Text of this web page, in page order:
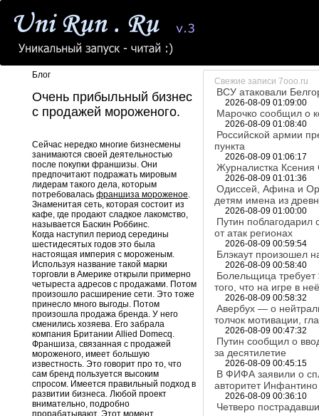
Блог
Очень прибыльный бизнес
с продажей мороженого.
Сейчас нередко многие бизнесмены
занимаются своей деятельностью
после покупки франшизы. Они
предпочитают подражать мировым
лидерам такого дела, которым
потребовалась франшиза мороженое.
Знаменитая сеть, которая состоит из
кафе, где продают сладкое лакомство,
называется Баскин Роббинс.
Когда наступил период середины
шестидесятых годов это была
настоящая империя с мороженым.
Используя название такой марки
торговли в Америке открыли примерно
четыреста адресов с продажами. Потом
произошло расширение сети. Это тоже
принесло много выгоды. Потом
произошла продажа бренда. У него
сменились хозяева. Его забрала
компания Британии Allied Domecq.
Франшиза, связанная с продажей
мороженого, имеет большую
известность. Это говорит про то, что
сам бренд пользуется высоким
спросом. Имеется правильный подход в
развитии бизнеса. Любой проект
внимательно, подробно
прорабатывают. Этот момент
Свежие записи 7ooo.ru
ВСУ атаковали
2026-08-09 01:09:00
Марочко сообщил о
2026-08-09 01:08:40
Российской армии
пункта
2026-08-09 01:06:17
Журналистка Ксения
2026-08-09 01:01:36
Одиссей, Афина и
детям имена из
2026-08-09 01:00:00
Путин поблагодарил
от атак регионах
2026-08-09 00:59:54
Блэкаут произошел
2026-08-09 00:58:40
Болельщица
того, что на игре в
2026-08-09 00:58:32
Авербух — о
толчок мотивации,
2026-08-09 00:47:32
Путин сообщил о
за десятилетие
2026-08-09 00:45:15
В ФИФА заявили о
авторитет Инфантино
2026-08-09 00:36:10
Четверо